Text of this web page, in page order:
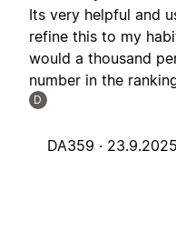
Its very helpful and
refine this to my
would a thousand
number in the
D
DA359 · 23.9.2025